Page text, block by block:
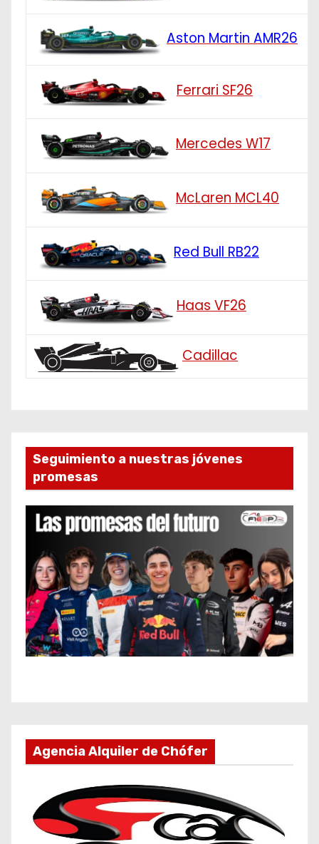
Aston Martin AMR26
Ferrari SF26
Mercedes W17
McLaren MCL40
Red Bull RB22
Haas VF26
Cadillac
Seguimiento a nuestras jóvenes
promesas
Agencia Alquiler de Chófer